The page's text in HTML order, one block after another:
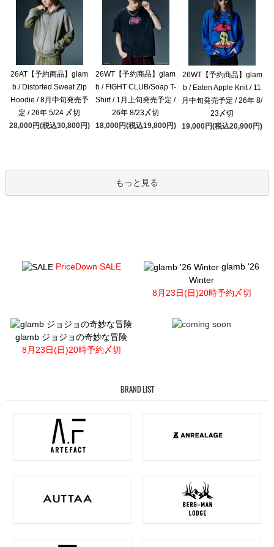
26AT【予約商品】glam
b / Distorted Sweat Zip
Hoodie / 8月中旬発売予
定 / 26年 5/24 〆切
28,000円(税込30,800円)
26WT【予約商品】glam
b / FIGHT CLUB/Soap T-
Shirt / 1月上旬発売予定 /
26年 8/23〆切
18,000円(税込19,800円)
26WT【予約商品】glam
b / Eaten Apple Knit / 11
月中旬発売予定 / 26年 8/
23〆切
19,000円(税込20,900円)
もっと見る
PriceDown SALE
glamb '26
Winter
8月23日(日)20時予約〆切
glamb ジョジョの奇妙な冒険
8月23日(日)20時予約〆切
BRAND LIST